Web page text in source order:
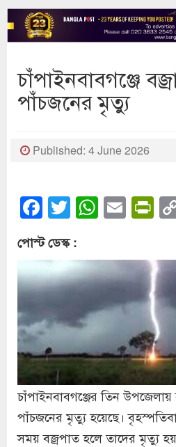
চাঁপাইনবাবগঞ্জে
পাঁচজনের মৃত্যু
Published: 4 June 2026
Facebook
Twitter
পোস্ট ডেস্ক :
চাঁপাইনবাবগঞ্জের তিন উপজেলায়
পাঁচজনের মৃত্যু হয়েছে।
সময় বজ্রপাত হলে তাদের মৃত্যু